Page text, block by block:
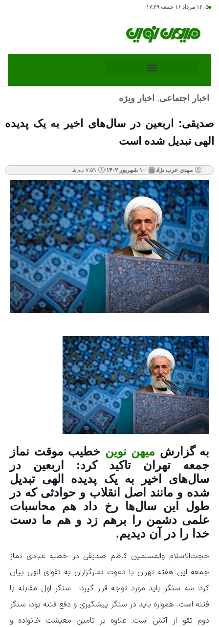
۱۴۰۵ مرداد ۱۶ جمعه ۱۷:۴۹
اخبار اجتماعی, اخبار ویژه
صدیقی: اربعین در سال‌های اخیر به یک پدیده
الهی تبدیل شده است
مهدی عرب نژاد ۱۰ شهریور ۱۴۰۲ ۷:۵۹ ب٫ظ
به گزارش میهن نوین خطیب موقت نماز
جمعه تهران تاکید کرد: اربعین در
سال‌های اخیر به یک پدیده الهی تبدیل
شده و مانند اصل انقلاب و حوادثی که در
طول این سال‌ها رخ داد هم محاسبات
علمی دشمن را برهم زد و هم ما دست
خدا را در آن دیدیم.
حجت‌الاسلام والمسلمین کاظم صدیقی در خطبه عبادی نماز
جمعه این هفته تهران با دعوت نمازگزاران به تقوای الهی بیان
کرد: سه سنگر باید مورد توجه قرار گیرد؛ سنگر اول مقابله با
فتنه است. همواره باید در سنگر پیشگیری و دفع فتنه بود، سنگر
دوم تقوا از آتش است. علاوه بر تامین معیشت خانواده و